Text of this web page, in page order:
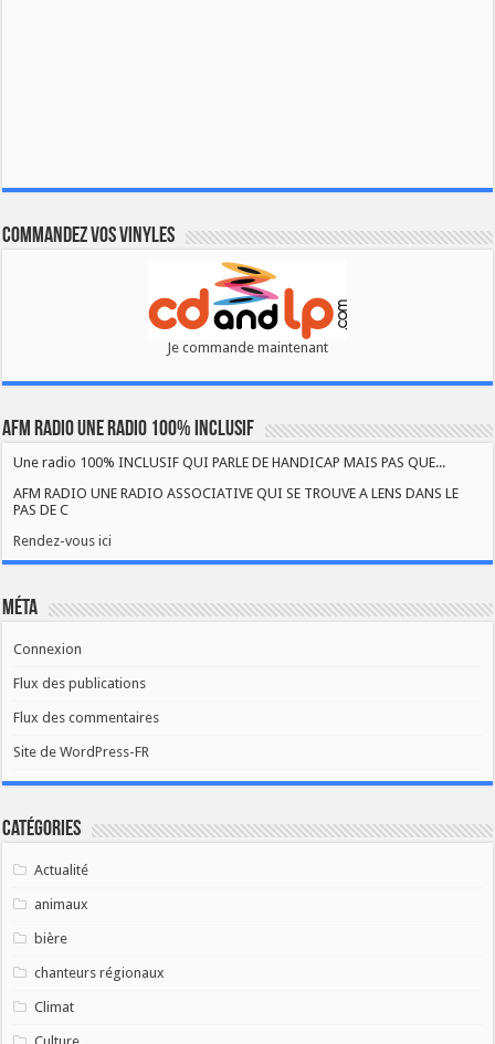
Commandez vos vinyles
Je commande maintenant
AFM RADIO UNE RADIO 100% INCLUSIF
Une radio 100% INCLUSIF QUI PARLE DE HANDICAP MAIS PAS QUE...
AFM RADIO UNE RADIO ASSOCIATIVE QUI SE TROUVE A LENS DANS LE
PAS DE C
Rendez-vous ici
Méta
Connexion
Flux des publications
Flux des commentaires
Site de WordPress-FR
Catégories
Actualité
animaux
bière
chanteurs régionaux
Climat